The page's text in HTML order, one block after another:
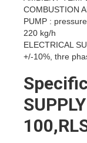
COMBUSTION
PUMP :
220 kg/h
ELECTRICAL
+/-10%, thre